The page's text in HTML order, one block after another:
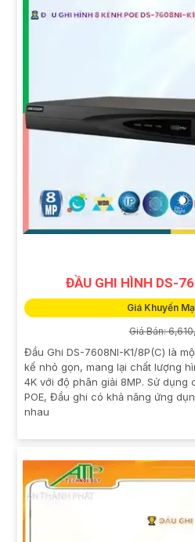
ĐẦU GHI HÌNH DS-
Giá Khuyến
Giá Bán:
Đầu Ghi DS-7608NI-K1/8P(C) là
kế nhỏ gọn, mang lại chất lượng
4K với độ phân giải 8MP. Sử dụng
POE, Đầu ghi có khả năng ứng
nhau